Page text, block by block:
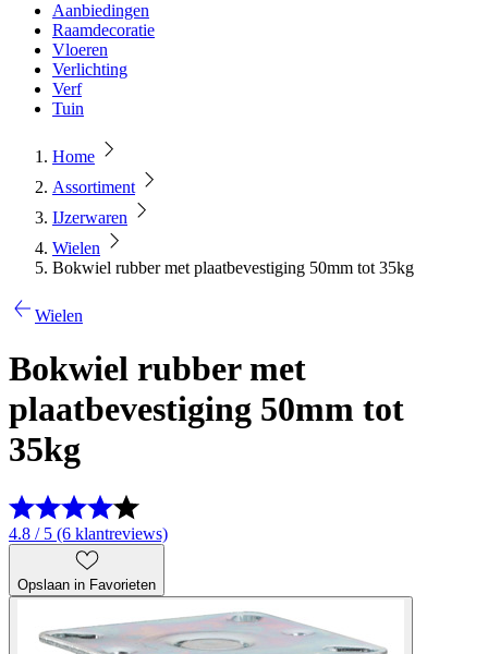
Aanbiedingen
Raamdecoratie
Vloeren
Verlichting
Verf
Tuin
Home
Assortiment
IJzerwaren
Wielen
Bokwiel rubber met plaatbevestiging 50mm tot 35kg
Wielen
Bokwiel rubber met
plaatbevestiging 50mm tot
35kg
4.8 / 5 (6 klantreviews)
Opslaan in Favorieten